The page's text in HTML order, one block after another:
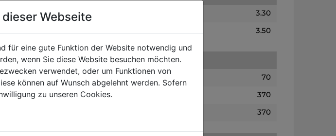
3.30
3.50
70
370
370
Webseite
für eine gute Funktion der Website notwendig und
wenn Sie diese Website besuchen möchten.
verwendet, oder um Funktionen von
können auf Wunsch abgelehnt werden. Sofern
zu unseren Cookies.